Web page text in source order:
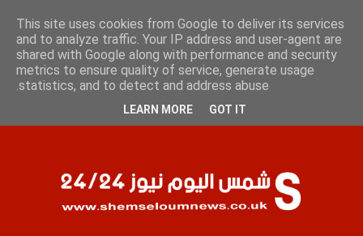
الصفحات
This site uses cookies from Google to deliver its services
and to analyze traffic. Your IP address and user-agent are
shared with Google along with performance and security
metrics to ensure quality of service, generate usage
statistics, and to detect and address abuse.
LEARN MORE GOT IT